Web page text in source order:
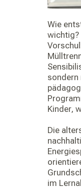
Wie
wichtig?
sondern
Kinder,
Die
im